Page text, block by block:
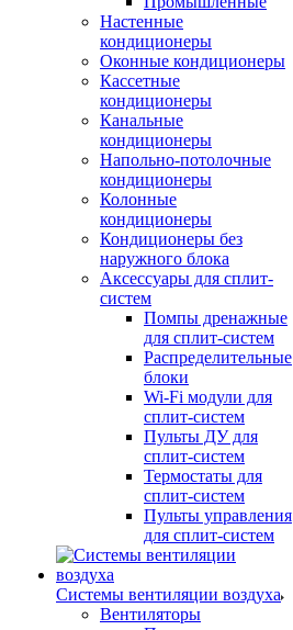
Настенные
кондиционеры
Оконные кондиционеры
Кассетные
кондиционеры
Канальные
кондиционеры
Напольно-потолочные
кондиционеры
Колонные
кондиционеры
Кондиционеры без
наружного блока
Аксессуары для сплит-
систем
Помпы дренажные
для сплит-систем
Распределительные
блоки
Wi-Fi модули для
сплит-систем
Пульты ДУ для
сплит-систем
Термостаты для
сплит-систем
Пульты управления
для сплит-систем
Системы вентиляции воздуха
Вентиляторы